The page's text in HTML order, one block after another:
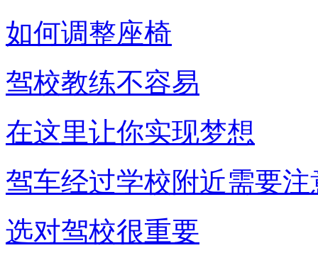
如何调整座椅
驾校教练不容易
在这里让你实现梦想
驾车经过学校附近需要注
选对驾校很重要